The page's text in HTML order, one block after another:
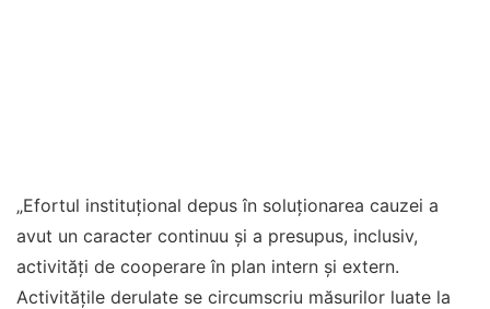
„Efortul instituţional depus în soluţionarea cauzei a
avut un caracter continuu şi a presupus, inclusiv,
activităţi de cooperare în plan intern şi extern.
Activităţile derulate se circumscriu măsurilor luate la